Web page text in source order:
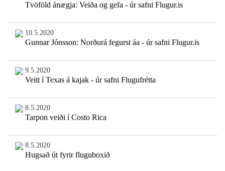
Tvöföld ánægja: Veiða og gefa - úr safni Flugur.is
10.5.2020
Gunnar Jónsson: Norðurá fegurst áa - úr safni Flugur.is
9.5.2020
Veitt í Texas á kajak - úr safni Flugufrétta
8.5.2020
Tarpon veiði í Costo Rica
8.5.2020
Hugsað út fyrir fluguboxið